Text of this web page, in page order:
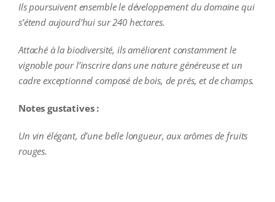
Ils poursuivent ensemble le développement du domaine qui
s’étend aujourd’hui sur 240 hectares.
Attaché à la biodiversité, ils améliorent constamment le
vignoble pour l’inscrire dans une nature généreuse et un
cadre exceptionnel composé de bois, de prés, et de champs.
Notes gustatives :
Un vin élégant, d’une belle longueur, aux arômes de fruits
rouges.